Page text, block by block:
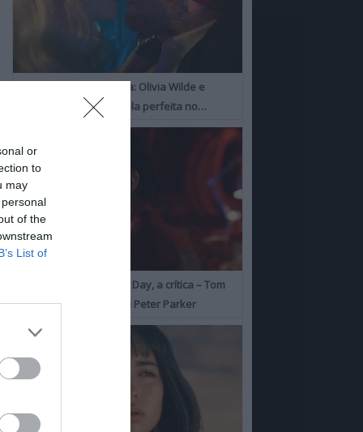
or
to
may
of the
List of
I Want Your Sex, a Crítica: Olivia Wilde e
Cooper Hoofman, a dupla perfeita no…
Spider-Man: Brand New Day, a crítica – Tom
Holland consolida o seu Peter Parker